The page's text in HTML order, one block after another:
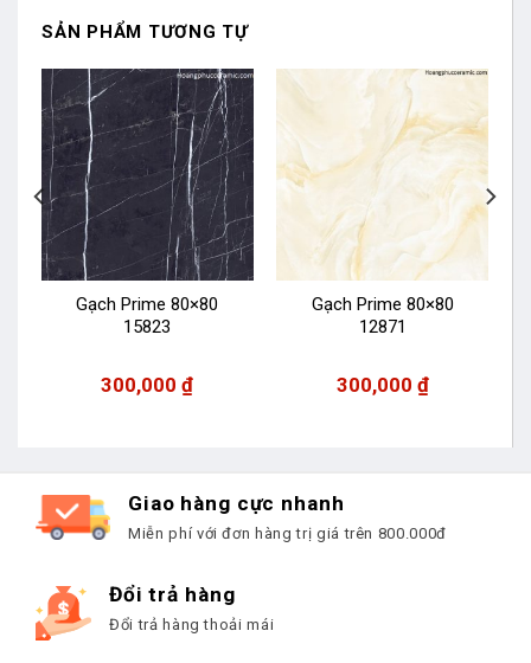
SẢN PHẨM TƯƠNG TỰ
Gạch Prime 80×80
15823
300,000₫
Gạch Prime 80×80
12871
300,000 ₫
Giao hàng cực nhanh
Miễn phí với đơn hàng trị giá trên 800.000đ
Đổi trả hàng
Đổi trả hàng thoải mái